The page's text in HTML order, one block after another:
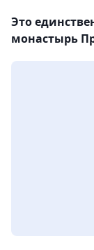
Это
монастырь